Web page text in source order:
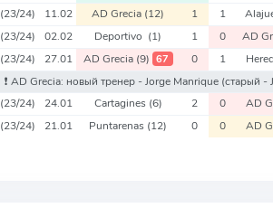
(23/24) 11.02 AD Grecia (12) 1 1
(23/24) 02.02 Deportivo (1) 1 0 AD
(23/24) 27.01 AD Grecia (9) 67 0 1
❗️ AD Grecia: новый тренер - Jorge Manrique (старый -
(23/24) 24.01 Cartagines (6) 2 0 AD
(23/24) 21.01 Puntarenas (12) 0 0 AD